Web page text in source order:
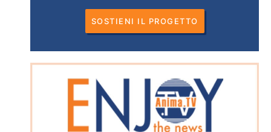
SOSTIENI IL PROGETTO